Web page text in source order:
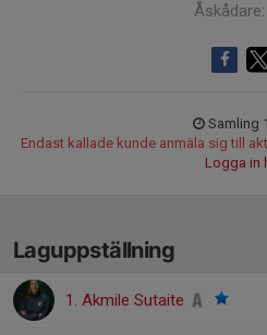
Samling
Endast kallade kunde anmäla sig till
Logga in
Laguppställning
1. Akmile Sutaite